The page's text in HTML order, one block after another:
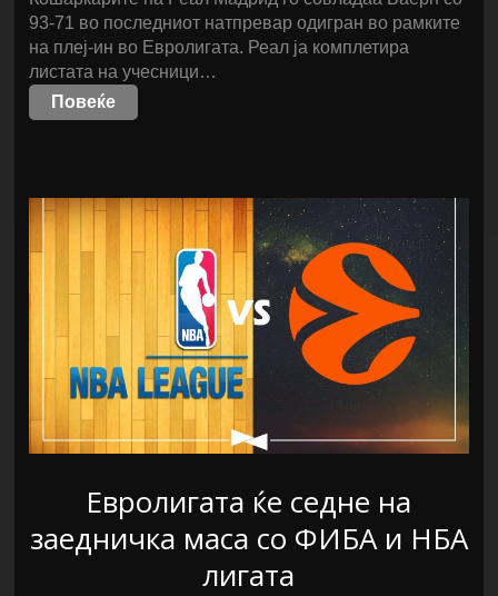
93-71 во последниот натпревар одигран во рамките
на плеј-ин во Евролигата. Реал ја комплетира
листата на учесници…
Повеќе
Евролигата ќе седне на
заедничка маса со ФИБА и НБА
лигата